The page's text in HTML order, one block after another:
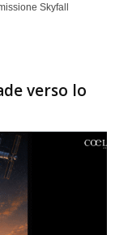
Skyfall
verso lo